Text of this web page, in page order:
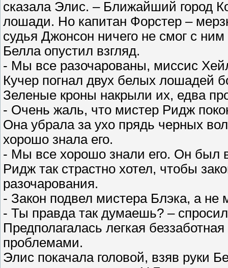
сказала Элис. – Ближайший город
лошади. Но капитан Форстер –
судья Джонсон ничего не смог с ним
Белла опустил взгляд.
- Мы все разочарованы, миссис
Кучер погнал двух белых лошадей
Зеленые кроны накрыли их, едва
- Очень жаль, что мистер Ридж
Она убрала за ухо прядь черных
хорошо знала его.
- Мы все хорошо знали его. Он был
Ридж так страстно хотел, чтобы
разочарования.
- Закон подвел мистера Блэка, а
- Ты правда так думаешь? –
Предполагалась легкая
проблемами.
Элис покачала головой, взяв руки